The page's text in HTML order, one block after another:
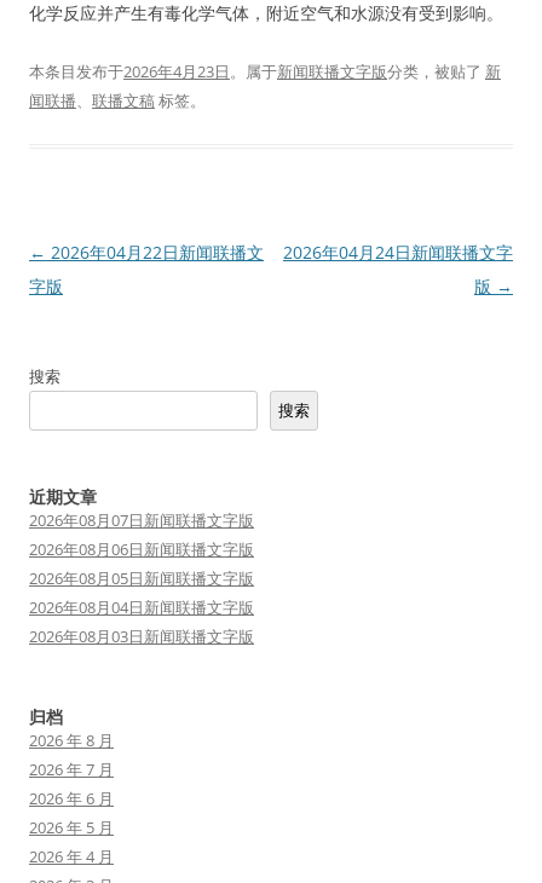
化学反应并产生有毒化学气体，附近空气和水源没有受到影响。
本条目发布于2026年4月23日。属于新闻联播文字版分类，被贴了 新
闻联播、 联播文稿标签。
文
章
← 2026年04月22日新闻联播文
字版
2026年04月24日新闻联播文字
版 →
搜索
搜索
近期文章
2026年08月07日新闻联播文字版
2026年08月06日新闻联播文字版
2026年08月05日新闻联播文字版
2026年08月04日新闻联播文字版
2026年08月03日新闻联播文字版
归档
2026 年 8 月
2026 年 7 月
2026 年 6 月
2026 年 5 月
2026 年 4 月